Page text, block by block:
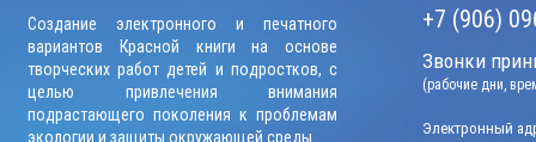
Создание электронного и печатного
вариантов Красной книги на основе
творческих работ детей и подростков, с
целью привлечения внимания
подрастающего поколения к проблемам
экологии и защиты окружающей среды.
+7 (906)
Звонки
(рабочие дни,
Электронный